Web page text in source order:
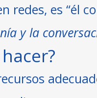
redes, es “él
y la